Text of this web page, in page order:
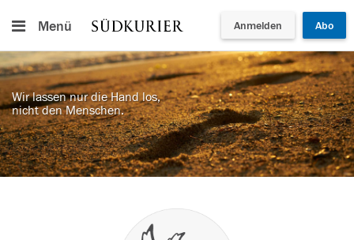
Menü Anmelden Abo
Wir lassen nur die Hand los,
nicht den Menschen.